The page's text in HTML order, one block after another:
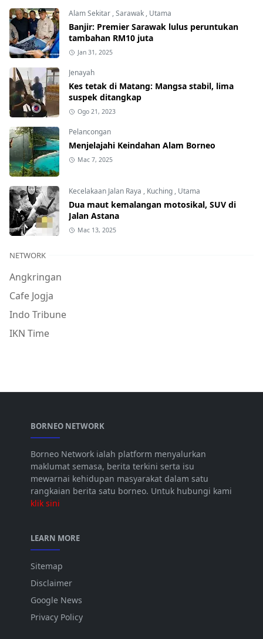
Alam Sekitar ,Sarawak , Utama
Banjir: Premier Sarawak lulus peruntukan
tambahan RM10 juta
Jan 31, 2025
Jenayah
Kes tetak di Matang: Mangsa stabil, lima
suspek ditangkap
Ogo 21, 2023
Pelancongan
Menjelajahi Keindahan Alam Borneo
Mac 7, 2025
Kecelakaan Jalan Raya , Kuching , Utama
Dua maut kemalangan motosikal, SUV di
Jalan Astana
Mac 13, 2025
NETWORK
Angkringan
Cafe Jogja
Indo Tribune
IKN Time
BORNEO NETWORK
Borneo Network ialah platform menyalurkan
maklumat semasa, berita terkini serta isu
mewarnai kehidupan masyarakat dalam satu
rangkaian berita satu borneo. Untuk hubungi kami
klik sini
LEARN MORE
Sitemap
Disclaimer
Google News
Privacy Policy